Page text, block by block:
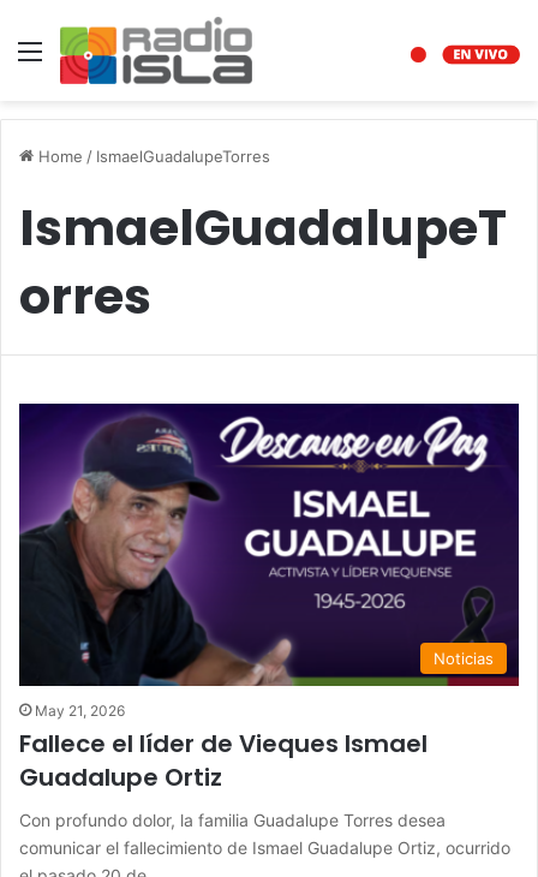
Menu
Home / IsmaelGuadalupeTorres
IsmaelGuadalupeT
orres
Noticias
May 21, 2026
Fallece el líder de Vieques Ismael
Guadalupe Ortiz
Con profundo dolor, la familia Guadalupe Torres desea
comunicar el fallecimiento de Ismael Guadalupe Ortiz, ocurrido